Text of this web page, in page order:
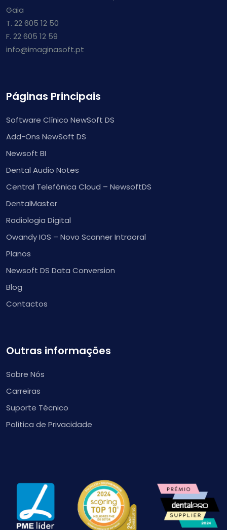
Gaia
T. 22 605 12 50
F. 22 605 12 59
info@imaginasoft.pt
Páginas Principais
Software Clínico NewSoft DS
Add-Ons NewSoft DS
Newsoft BI
Dental Audio Notes
Central Telefónica Cloud – NewsoftDS
DentalMaster
Radiologia Digital
Owandy IOS – Novo Scanner Intraoral
Planos
Newsoft DS Data Conversion
Blog
Contactos
Outras informações
Sobre Nós
Carreiras
Suporte Técnico
Política de Privacidade